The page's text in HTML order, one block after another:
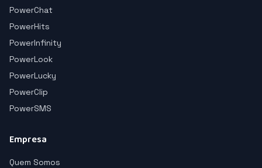
PowerChat
PowerHits
PowerInfinity
PowerLook
PowerLucky
PowerClip
PowerSMS
Empresa
Quem Somos